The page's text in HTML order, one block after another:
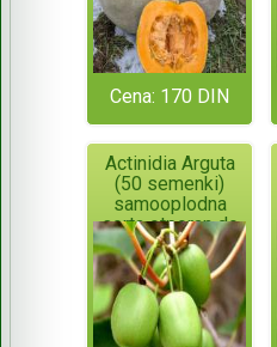
Cena: 170 DIN
Actinidia Arguta
(50 semenki)
samooplodna
sorta otporan do
-34°C